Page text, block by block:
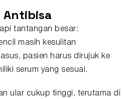
Antibisa
tantangan besar:
masih kesulitan
pasien harus dirujuk ke
serum yang sesuai.
ular cukup tinggi, terutama di